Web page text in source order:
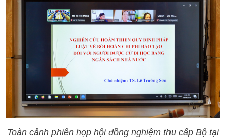
Toàn cảnh phiên họp hội đồng nghiệm thu cấp Bộ tại